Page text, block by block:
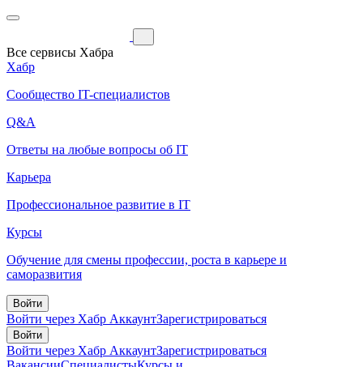
Все сервисы Хабра
Хабр
Сообщество IT-специалистов
Q&A
Ответы на любые вопросы об IT
Карьера
Профессиональное развитие в IT
Курсы
Обучение для смены профессии, роста в карьере и
саморазвития
Войти
Войти через Хабр АккаунтЗарегистрироваться
Войти
Войти через Хабр АккаунтЗарегистрироваться